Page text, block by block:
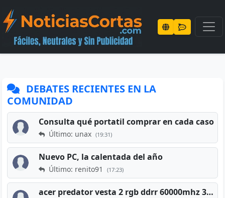
DEBATES RECIENTES EN LA
COMUNIDAD
Consulta qué portatil comprar en cada caso
Último: unax (19:31)
Nuevo PC, la calentada del año
Último: renito91 (17:23)
acer predator vesta 2 rgb ddrr 60000mhz 32gb x2 16gb